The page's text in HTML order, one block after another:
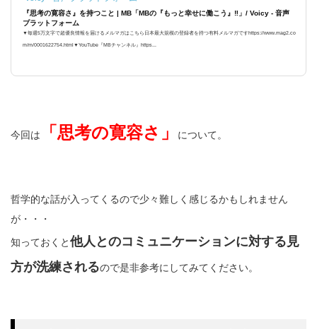
『思考の寛容さ』を持つこと | MB「MBの『もっと幸せに働こう』‼️」/ Voicy - 音声
プラットフォーム
▼毎週5万文字で超優良情報を届けるメルマガはこちら日本最大規模の登録者を持つ有料メルマガですhttps://www.mag2.co
m/m/0001622754.html▼YouTube『MBチャンネル』https...
今回は 「思考の寛容さ」 について。
哲学的な話が入ってくるので少々難しく感じるかもしれません
が・・・
知っておくと他人とのコミュニケーションに対する見
方が洗練されるので是非参考にしてみてください。